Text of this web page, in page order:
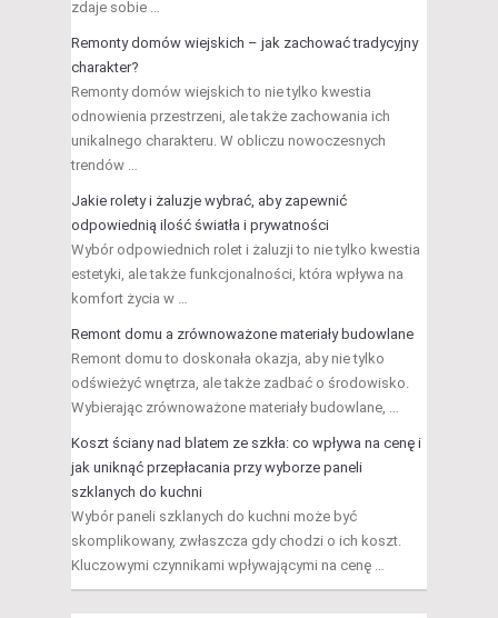
zdaje sobie …
Remonty domów wiejskich – jak zachować tradycyjny
charakter?
Remonty domów wiejskich to nie tylko kwestia
odnowienia przestrzeni, ale także zachowania ich
unikalnego charakteru. W obliczu nowoczesnych
trendów …
Jakie rolety i żaluzje wybrać, aby zapewnić
odpowiednią ilość światła i prywatności
Wybór odpowiednich rolet i żaluzji to nie tylko kwestia
estetyki, ale także funkcjonalności, która wpływa na
komfort życia w …
Remont domu a zrównoważone materiały budowlane
Remont domu to doskonała okazja, aby nie tylko
odświeżyć wnętrza, ale także zadbać o środowisko.
Wybierając zrównoważone materiały budowlane, …
Koszt ściany nad blatem ze szkła: co wpływa na cenę i
jak uniknąć przepłacania przy wyborze paneli
szklanych do kuchni
Wybór paneli szklanych do kuchni może być
skomplikowany, zwłaszcza gdy chodzi o ich koszt.
Kluczowymi czynnikami wpływającymi na cenę …